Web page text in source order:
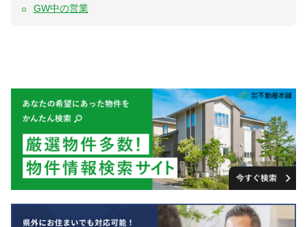
GW中の営業